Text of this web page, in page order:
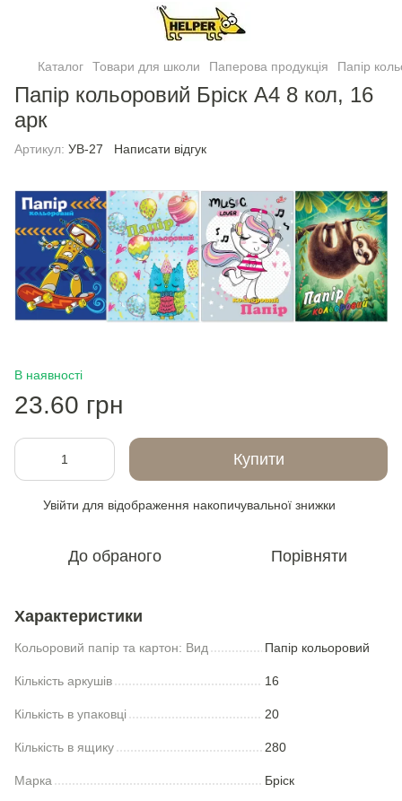
Каталог Товари для школи Паперова продукція Папiр
Папiр кольоровий Брiск А4 8 кол, 16
арк
Артикул: УВ-27 Написати відгук
В наявності
23.60 грн
Купити
Увійти для відображення накопичувальної знижки
До обраного Порівняти
Характеристики
Кольоровий папір та картон: Вид Папiр кольоровий
Кількість аркушів 16
Кількість в упаковці 20
Кількість в ящику 280
Марка Брiск